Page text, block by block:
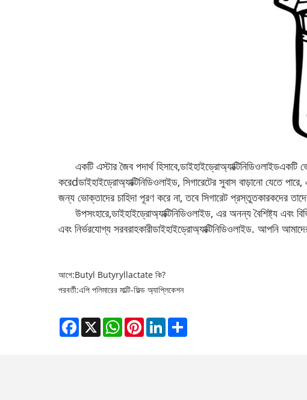
একটি এস্টার জৈব পদার্থ হিসাবে,ডাইহাইড্রোঅ্যাক্টিনিডিওলাইডএকটি
করেdডাইহাইড্রোঅ্যাক্টিনিডিওলাইড, সিগারেটের সুবাস বাড়ানো যেতে
জন্য ভোক্তাদের চাহিদা পূরণ করে না, তবে সিগারেট প্রস্তুতকারকদের
উপসংহারে,ডাইহাইড্রোঅ্যাক্টিনিডিওলাইড, এর অনন্য বৈশিষ্ট্য এবং
এবং নির্ভরযোগ্য সরবরাহকারীডাইহাইড্রোঅ্যাক্টিনিডিওলাইড. আপনি
আগে:Butyl Butyryllactate কি?
পরবর্তী:এপি পলিমারের মাল্টি-ফিল্ড অ্যাপ্লিকেশন
Facebook
X WhatsAppPinterestLinkedIn